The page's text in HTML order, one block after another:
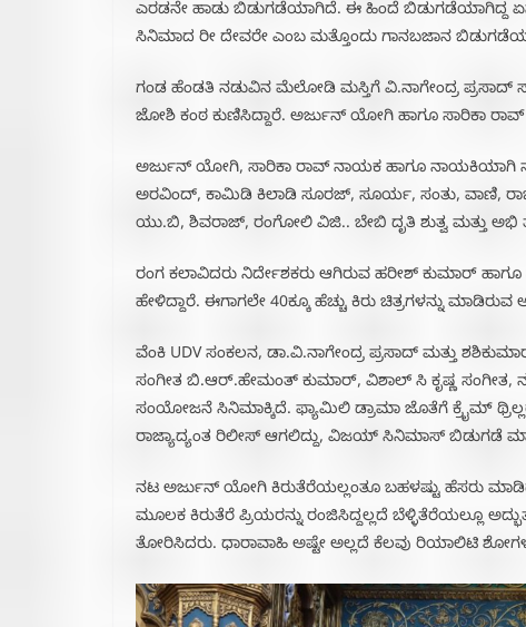
ಎರಡನೇ ಹಾಡು ಬಿಡುಗಡೆಯಾಗಿದೆ. ಈ ಹಿಂದೆ ಬಿಡುಗಡೆಯಾಗಿದ್ದ
ಸಿನಿಮಾದ ರೀ ದೇವರೇ ಎಂಬ ಮತ್ತೊಂದು ಗಾನಬಜಾನ
ಗಂಡ ಹೆಂಡತಿ ನಡುವಿನ ಮೆಲೋಡಿ ಮಸ್ತಿಗೆ ವಿ.ನಾಗೇಂದ್ರ ಪ್ರಸಾದ್
ಜೋಶಿ ಕಂಠ ಕುಣಿಸಿದ್ದಾರೆ. ಅರ್ಜುನ್ ಯೋಗಿ ಹಾಗೂ ಸಾರಿಕಾ ರಾವ್
ಅರ್ಜುನ್ ಯೋಗಿ, ಸಾರಿಕಾ ರಾವ್ ನಾಯಕ ಹಾಗೂ ನಾಯಕಿಯಾಗಿ
ಅರವಿಂದ್, ಕಾಮಿಡಿ ಕಿಲಾಡಿ ಸೂರಜ್, ಸೂರ್ಯ, ಸಂತು, ವಾಣಿ,
ಯು.ಬಿ, ಶಿವರಾಜ್, ರಂಗೋಲಿ ವಿಜಿ.. ಬೇಬಿ ದೃತಿ ಶುತ್ವ ಮತ್ತು ಅಭಿ
ರಂಗ ಕಲಾವಿದರು ನಿರ್ದೇಶಕರು ಆಗಿರುವ ಹರೀಶ್ ಕುಮಾರ್
ಹೇಳಿದ್ದಾರೆ. ಈಗಾಗಲೇ 40ಕ್ಕೂ ಹೆಚ್ಚು ಕಿರು ಚಿತ್ರಗಳನ್ನು
ವೆಂಕಿ UDV ಸಂಕಲನ, ಡಾ.ವಿ.ನಾಗೇಂದ್ರ ಪ್ರಸಾದ್ ಮತ್ತು
ಸಂಗೀತ ಬಿ.ಆರ್.ಹೇಮಂತ್ ಕುಮಾರ್, ವಿಶಾಲ್ ಸಿ ಕೃಷ್ಣ
ಸಂಯೋಜನೆ ಸಿನಿಮಾಕ್ಕಿದೆ. ಫ್ಯಾಮಿಲಿ ಡ್ರಾಮಾ ಜೊತೆಗೆ ಕ್ರೈಮ್
ರಾಜ್ಯಾದ್ಯಂತ ರಿಲೀಸ್ ಆಗಲಿದ್ದು, ವಿಜಯ್ ಸಿನಿಮಾಸ್ ಬಿಡುಗಡೆ
ನಟ ಅರ್ಜುನ್ ಯೋಗಿ ಕಿರುತೆರೆಯಲ್ಲಂತೂ ಬಹಳಷ್ಟು ಹೆಸರು
ಮೂಲಕ ಕಿರುತೆರೆ ಪ್ರಿಯರನ್ನು ರಂಜಿಸಿದ್ದಲ್ಲದೆ ಬೆಳ್ಳಿತೆರೆಯಲ್ಲೂ
ತೋರಿಸಿದರು. ಧಾರಾವಾಹಿ ಅಷ್ಟೇ ಅಲ್ಲದೆ ಕೆಲವು ರಿಯಾಲಿಟಿ